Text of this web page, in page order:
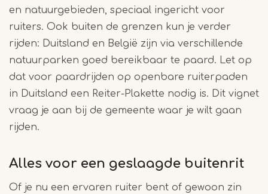
en natuurgebieden, speciaal ingericht voor
ruiters. Ook buiten de grenzen kun je verder
rijden: Duitsland en België zijn via verschillende
natuurparken goed bereikbaar te paard. Let op
dat voor paardrijden op openbare ruiterpaden
in Duitsland een Reiter-Plakette nodig is. Dit vignet
vraag je aan bij de gemeente waar je wilt gaan
rijden.
Alles voor een geslaagde buitenrit
Of je nu een ervaren ruiter bent of gewoon zin